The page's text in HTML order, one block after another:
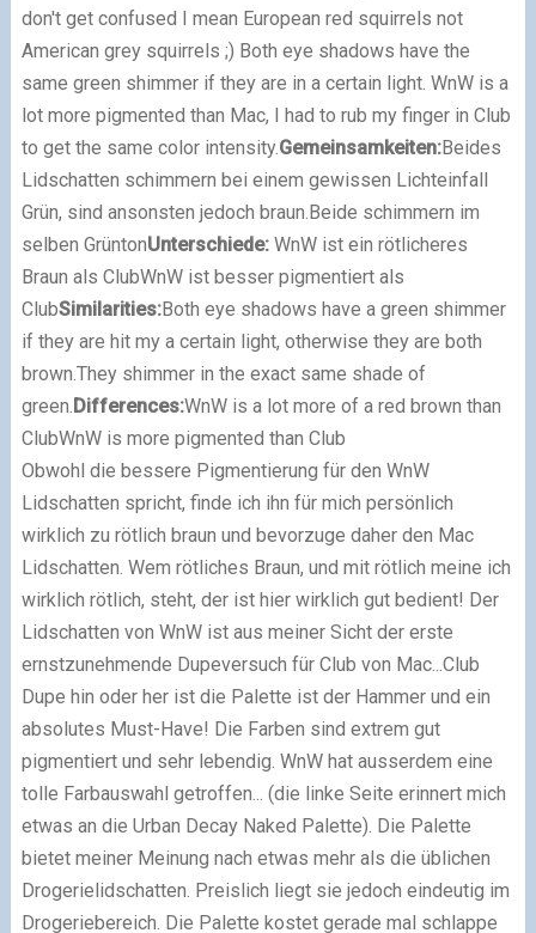
don't get confused I mean European red squirrels not
American grey squirrels ;) Both eye shadows have the
same green shimmer if they are in a certain light. WnW is a
lot more pigmented than Mac, I had to rub my finger in Club
to get the same color intensity.Gemeinsamkeiten:Beides
Lidschatten schimmern bei einem gewissen Lichteinfall
Grün, sind ansonsten jedoch braun. Beide schimmern im
selben GrüntonUnterschiede: WnW ist ein rötlicheres
Braun als ClubWnW ist besser pigmentiert als
ClubSimilarities:Both eye shadows have a green shimmer
if they are hit my a certain light, otherwise they are both
brown.They shimmer in the exact same shade of
green. Differences:WnW is a lot more of a red brown than
ClubWnW is more pigmented than Club
Obwohl die bessere Pigmentierung für den WnW
Lidschatten spricht, finde ich ihn für mich persönlich
wirklich zu rötlich braun und bevorzuge daher den Mac
Lidschatten. Wem rötliches Braun, und mit rötlich meine ich
wirklich rötlich, steht, der ist hier wirklich gut bedient! Der
Lidschatten von WnW ist aus meiner Sicht der erste
ernstzunehmende Dupeversuch für Club von Mac...Club
Dupe hin oder her ist die Palette ist der Hammer und ein
absolutes Must-Have! Die Farben sind extrem gut
pigmentiert und sehr lebendig. WnW hat ausserdem eine
tolle Farbauswahl getroffen... (die linke Seite erinnert mich
etwas an die Urban Decay Naked Palette). Die Palette
bietet meiner Meinung nach etwas mehr als die üblichen
Drogerielidschatten. Preislich liegt sie jedoch eindeutig im
Drogeriebereich. Die Palette kostet gerade mal schlappe